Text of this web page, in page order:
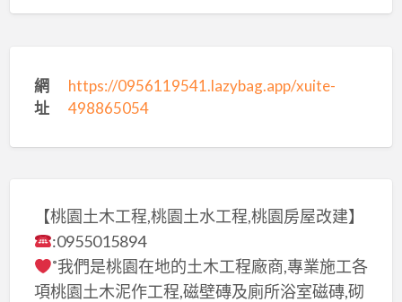
網
址
https://0956119541.lazybag.app/xuite-
498865054
【桃園土木工程,桃園土水工程,桃園房屋改建】
:0955015894
˚我們是桃園在地的土木工程廠商,專業施工各
項桃園土木泥作工程,磁壁磚及廁所浴室磁磚,砌